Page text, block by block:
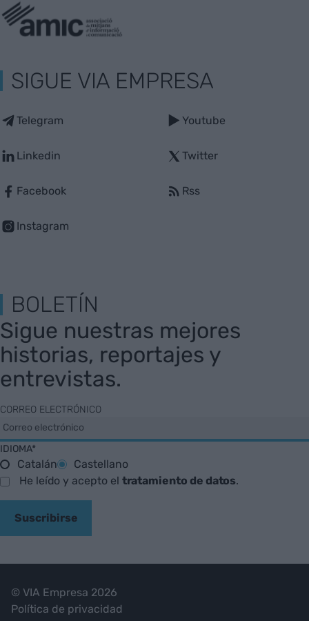
SIGUE VIA EMPRESA
Telegram
Linkedin
Facebook
Instagram
Youtube
Twitter
Rss
BOLETÍN
Sigue nuestras mejores
historias, reportajes y
entrevistas.
CORREO ELECTRÓNICO
IDIOMA*
Catalán
Castellano
He leído y acepto el tratamiento de datos.
Suscribirse
© VIA Empresa 2026
Política de privacidad